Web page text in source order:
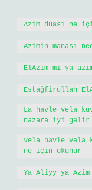
Azim duası ne
Azimin manası
ElAzim mi ya
Estağfirullah
La havle vela
nazara iyi gelir
Vela havle
ne için okunur
Ya Aliyy ya Azim